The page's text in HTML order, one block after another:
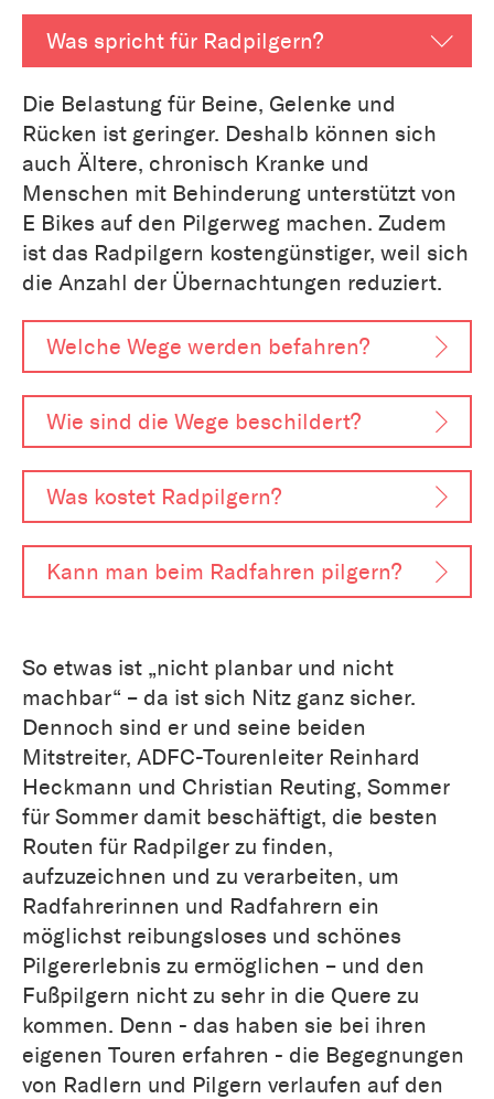
Was spricht für Radpilgern?
Die Belastung für Beine, Gelenke und
Rücken ist geringer. Deshalb können sich
auch Ältere, chronisch Kranke und
Menschen mit Behinderung unterstützt von
E Bikes auf den Pilgerweg machen. Zudem
ist das Radpilgern kostengünstiger, weil sich
die Anzahl der Übernachtungen reduziert.
Welche Wege werden befahren?
Wie sind die Wege beschildert?
Was kostet Radpilgern?
Kann man beim Radfahren pilgern?
So etwas ist „nicht planbar und nicht
machbar“ – da ist sich Nitz ganz sicher.
Dennoch sind er und seine beiden
Mitstreiter, ADFC-Tourenleiter Reinhard
Heckmann und Christian Reuting, Sommer
für Sommer damit beschäftigt, die besten
Routen für Radpilger zu finden,
aufzuzeichnen und zu verarbeiten, um
Radfahrerinnen und Radfahrern ein
möglichst reibungsloses und schönes
Pilgererlebnis zu ermöglichen – und den
Fußpilgern nicht zu sehr in die Quere zu
kommen. Denn - das haben sie bei ihren
eigenen Touren erfahren - die Begegnungen
von Radlern und Pilgern verlaufen auf den